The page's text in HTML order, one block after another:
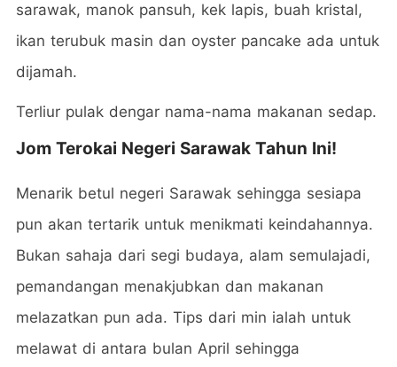
sarawak, manok pansuh, kek lapis, buah kristal,
ikan terubuk masin dan oyster pancake ada untuk
dijamah.
Terliur pulak dengar nama-nama makanan sedap.
Jom Terokai Negeri Sarawak Tahun Ini!
Menarik betul negeri Sarawak sehingga sesiapa
pun akan tertarik untuk menikmati keindahannya.
Bukan sahaja dari segi budaya, alam semulajadi,
pemandangan menakjubkan dan makanan
melazatkan pun ada. Tips dari min ialah untuk
melawat di antara bulan April sehingga